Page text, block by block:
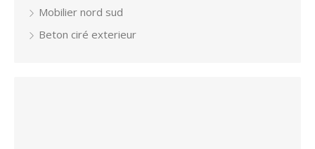
Mobilier nord sud
Beton ciré exterieur